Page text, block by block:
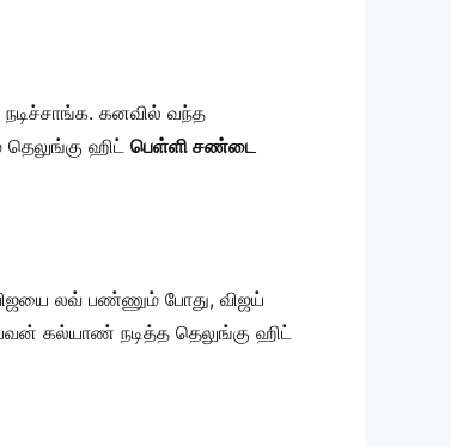
கனவில் வந்த
ஹிட் பெள்ளி சண்டை
விஜயை லவ் பண்ணும் போது, விஜய்
பவன் கல்யாண் நடித்த தெலுங்கு ஹிட்